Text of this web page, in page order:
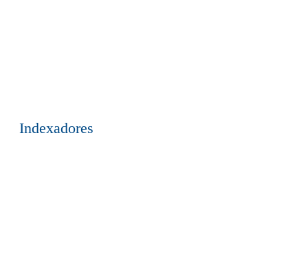
Indexadores